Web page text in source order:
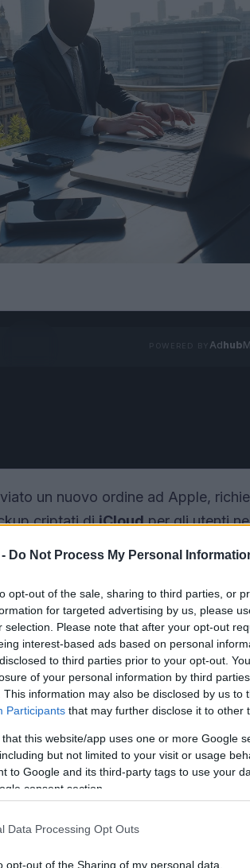
Do Not Process My Personal
opt-out of the sale, sharing to third parties, or
for targeted advertising by us, please
selection. Please note that after your opt-out
interest-based ads based on personal
to third parties prior to your opt-out.
of your personal information by third
This information may also be disclosed by us to
Participants that may further disclose it to other
that this website/app uses one or more Google
but not limited to your visit or usage
to Google and its third-party tags to use your
consent section.
Data Processing Opt Outs
opt-out of the Sharing of my personal data.
Adhub
un nuovo ordine ad Apple,
criptati diiCloudper gli utenti
di settembre, segna un
del gennaio 2025, che mirava a
generato tensioni diplomatiche